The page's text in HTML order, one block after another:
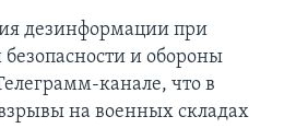
дезинформации при
и обороны
канале, что в
на военных складах